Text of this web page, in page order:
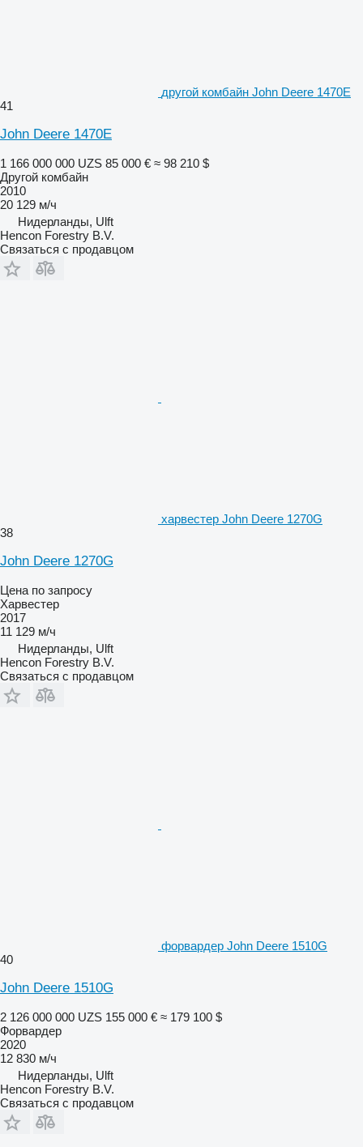
другой комбайн John Deere 1470E
41
John Deere 1470E
1 166 000 000 UZS 85 000 € ≈ 98 210 $
Другой комбайн
2010
20 129 м/ч
Нидерланды, Ulft
Hencon Forestry B.V.
Связаться с продавцом
харвестер John Deere 1270G
38
John Deere 1270G
Цена по запросу
Харвестер
2017
11 129 м/ч
Нидерланды, Ulft
Hencon Forestry B.V.
Связаться с продавцом
форвардер John Deere 1510G
40
John Deere 1510G
2 126 000 000 UZS 155 000 € ≈ 179 100 $
Форвардер
2020
12 830 м/ч
Нидерланды, Ulft
Hencon Forestry B.V.
Связаться с продавцом